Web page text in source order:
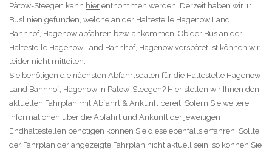
Pätow-Steegen kann hier entnommen werden. Derzeit haben wir 11
Buslinien gefunden, welche an der Haltestelle Hagenow Land
Bahnhof, Hagenow abfahren bzw. ankommen. Ob der Bus an der
Haltestelle Hagenow Land Bahnhof, Hagenow verspätet ist können wir
leider nicht mitteilen.
Sie benötigen die nächsten Abfahrtsdaten für die Haltestelle Hagenow
Land Bahnhof, Hagenow in Pätow-Steegen? Hier stellen wir Ihnen den
aktuellen Fahrplan mit Abfahrt & Ankunft bereit. Sofern Sie weitere
Informationen über die Abfahrt und Ankunft der jeweiligen
Endhaltestellen benötigen können Sie diese ebenfalls erfahren. Sollte
der Fahrplan der angezeigte Fahrplan nicht aktuell sein, so können Sie